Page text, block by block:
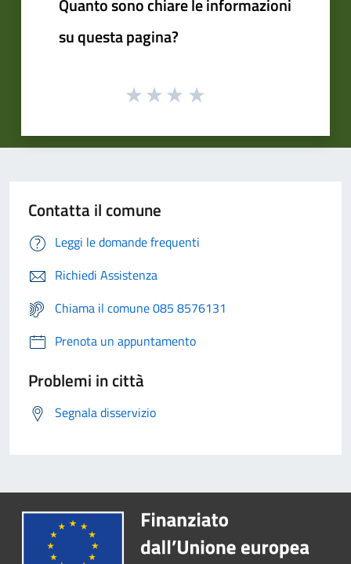
Quanto sono chiare le informazioni
su questa pagina?
Contatta il comune
Leggi le domande frequenti
Richiedi Assistenza
Chiama il comune 085 8576131
Prenota un appuntamento
Problemi in città
Segnala disservizio